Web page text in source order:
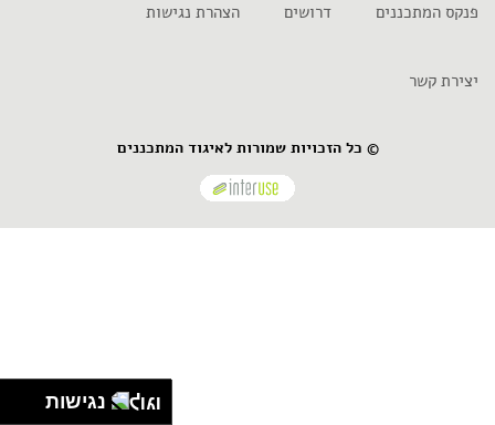
פנקס המתכננים דרושים הצהרת נגישות
יצירת קשר
© כל הזכויות שמורות לאיגוד המתכננים
נגישות